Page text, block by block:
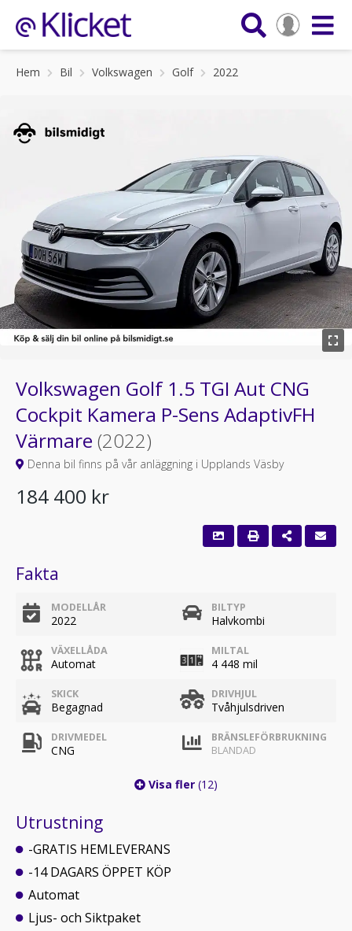
Hem Bil Volkswagen Golf 2022
Volkswagen Golf 1.5 TGI Aut CNG
Cockpit Kamera P-Sens AdaptivFH
Värmare (2022)
Denna bil finns på vår anläggning i Upplands Väsby
184 400 kr
Fakta
MODELLÅR
2022
BILTYP
Halvkombi
VÄXELLÅDA
Automat
MILTAL
4 448 mil
SKICK
Begagnad
DRIVHJUL
Tvåhjulsdriven
DRIVMEDEL
CNG
BRÄNSLEFÖRBRUKNING
BLANDAD
Visa fler (12)
Utrustning
-GRATIS HEMLEVERANS
-14 DAGARS ÖPPET KÖP
Automat
Ljus- och Siktpaket